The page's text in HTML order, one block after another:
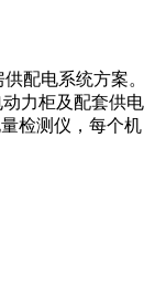
配电系统方案。
力柜及配套供电
检测仪，每个机